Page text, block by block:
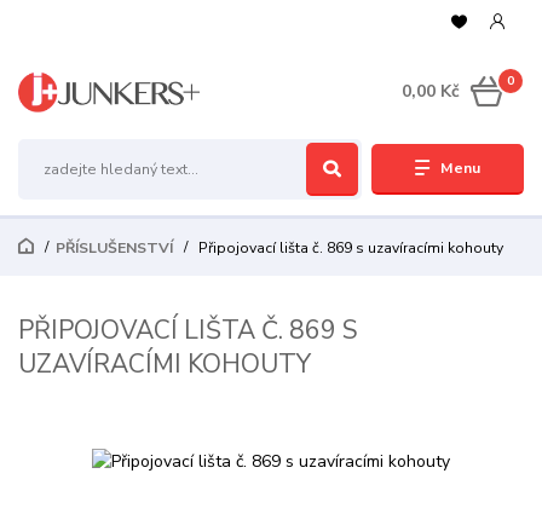
Menu
0
0,00 Kč
PŘÍSLUŠENSTVÍ Připojovací lišta č. 869 s uzavíracími kohouty
PŘIPOJOVACÍ LIŠTA Č. 869 S
UZAVÍRACÍMI KOHOUTY